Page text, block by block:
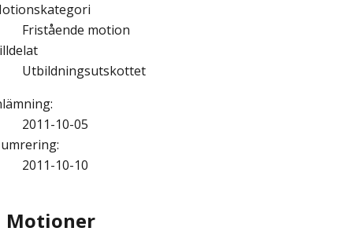
Fristående motion
Utbildningsutskottet
:
2011-10-05
:
2011-10-10
Motioner